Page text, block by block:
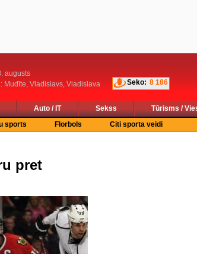
augusts
Mudīte, Vladislavs, Vladislava
Seko: 8 186
Auto / IT Sekss
Tūrisms /
sports Florbols Citi sporta veidi
pret